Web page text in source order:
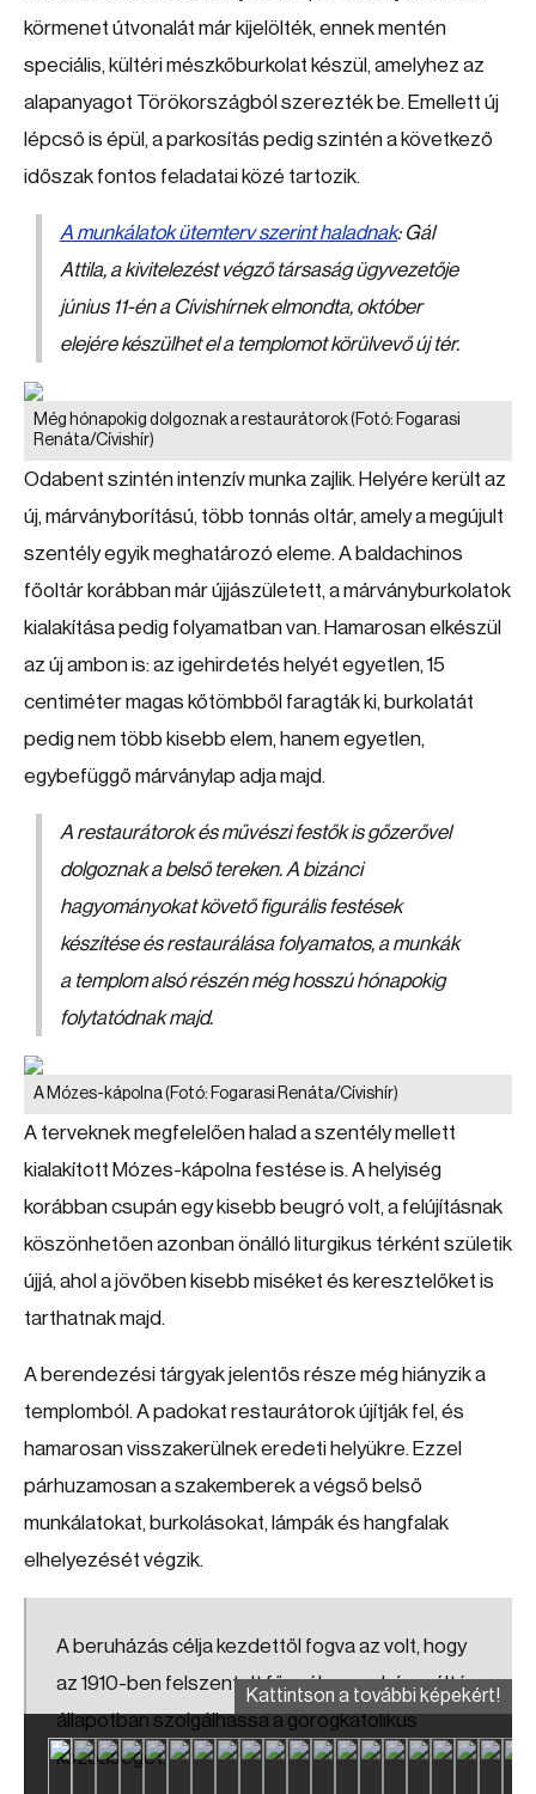
körmenet útvonalát már kijelölték, ennek mentén
speciális, kültéri mészkőburkolat készül, amelyhez az
alapanyagot Törökországból szerezték be. Emellett új
lépcső is épül, a parkosítás pedig szintén a következő
időszak fontos feladatai közé tartozik.
A munkálatok ütemterv szerint haladnak: Gál
Attila, a kivitelezést végző társaság ügyvezetője
június 11-én a Cívishírnek elmondta, október
elejére készülhet el a templomot körülvevő új tér.
Még hónapokig dolgoznak a restaurátorok(Fotó: Fogarasi
Renáta/Cívishír)
Odabent szintén intenzív munka zajlik. Helyére került az
új, márványborítású, több tonnás oltár, amely a megújult
szentély egyik meghatározó eleme. A baldachinos
főoltár korábban már újjászületett, a márványburkolatok
kialakítása pedig folyamatban van. Hamarosan elkészül
az új ambon is: az igehirdetés helyét egyetlen, 15
centiméter magas kőtömbből faragták ki, burkolatát
pedig nem több kisebb elem, hanem egyetlen,
egybefüggő márványlap adja majd.
A restaurátorok és művészi festők is gőzerővel
dolgoznak a belső tereken. A bizánci
hagyományokat követő figurális festések
készítése és restaurálása folyamatos, a munkák
a templom alsó részén még hosszú hónapokig
folytatódnak majd.
A Mózes-kápolna(Fotó: Fogarasi Renáta/Cívishír)
A terveknek megfelelően halad a szentély mellett
kialakított Mózes-kápolna festése is. A helyiség
korábban csupán egy kisebb beugró volt, a felújításnak
köszönhetően azonban önálló liturgikus térként születik
újjá, ahol a jövőben kisebb miséket és keresztelőket is
tarthatnak majd.
A berendezési tárgyak jelentős része még hiányzik a
templomból. A padokat restaurátorok újítják fel, és
hamarosan visszakerülnek eredeti helyükre. Ezzel
párhuzamosan a szakemberek a végső belső
munkálatokat, burkolásokat, lámpák és hangfalak
elhelyezését végzik.
A beruházás célja kezdettől fogva az volt, hogy
az 1910-ben felszentelt főszékesegyház méltó
állapotban szolgálhassa a görögkatolikus
közösséget.
Kattintson a további képekért!